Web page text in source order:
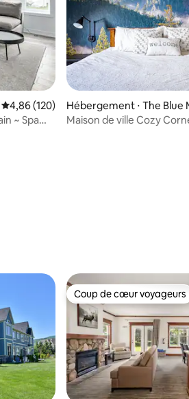
: 4,92 sur 5
Évaluation moyenne sur la base de 120
4,86 (120)
~ Spa
Hébergement ⋅ The Blue
untains
Maison de ville Cozy
Coup de cœur voyageurs
Coup de cœur voyageurs